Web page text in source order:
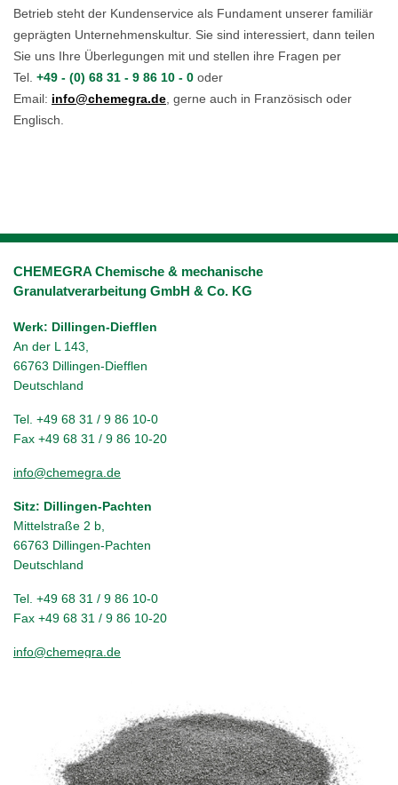
Betrieb steht der Kundenservice als Fundament unserer familiär
geprägten Unternehmenskultur. Sie sind interessiert, dann teilen
Sie uns Ihre Überlegungen mit und stellen ihre Fragen per
Tel. +49 - (0) 68 31 - 9 86 10 - 0 oder
Email: info@chemegra.de , gerne auch in Französisch oder
Englisch.
CHEMEGRA Chemische & mechanische
Granulatverarbeitung GmbH & Co. KG
Werk: Dillingen-Diefflen
An der L 143,
66763 Dillingen-Diefflen
Deutschland
Tel. +49 68 31 / 9 86 10-0
Fax +49 68 31 / 9 86 10-20
info@chemegra.de
Sitz: Dillingen-Pachten
Mittelstraße 2 b,
66763 Dillingen-Pachten
Deutschland
Tel. +49 68 31 / 9 86 10-0
Fax +49 68 31 / 9 86 10-20
info@chemegra.de